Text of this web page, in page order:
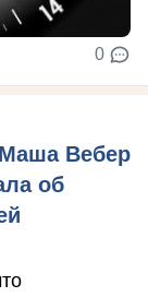
0
Маша Вебер
об